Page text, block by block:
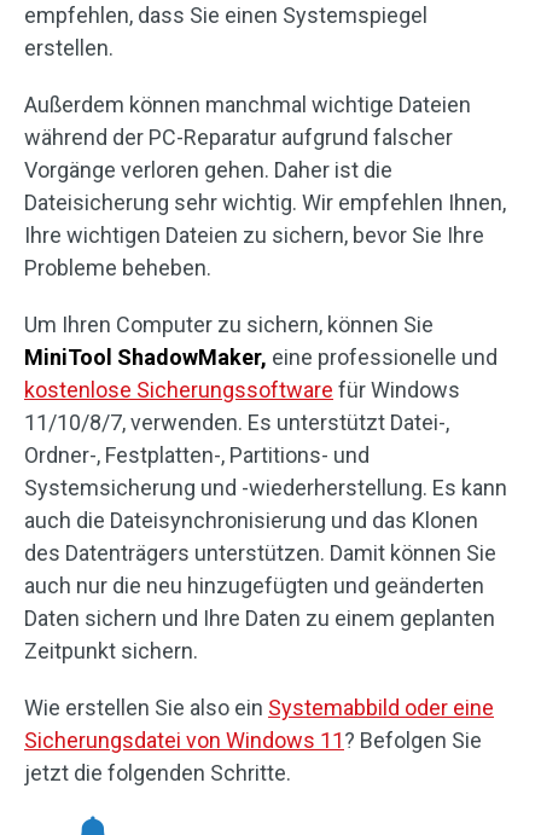
empfehlen, dass Sie einen Systemspiegel
erstellen.
Außerdem können manchmal wichtige Dateien
während der PC-Reparatur aufgrund falscher
Vorgänge verloren gehen. Daher ist die
Dateisicherung sehr wichtig. Wir empfehlen Ihnen,
Ihre wichtigen Dateien zu sichern, bevor Sie Ihre
Probleme beheben.
Um Ihren Computer zu sichern, können Sie
MiniTool ShadowMaker, eine professionelle und
kostenlose Sicherungssoftware für Windows
11/10/8/7, verwenden. Es unterstützt Datei-,
Ordner-, Festplatten-, Partitions- und
Systemsicherung und -wiederherstellung. Es kann
auch die Dateisynchronisierung und das Klonen
des Datenträgers unterstützen. Damit können Sie
auch nur die neu hinzugefügten und geänderten
Daten sichern und Ihre Daten zu einem geplanten
Zeitpunkt sichern.
Wie erstellen Sie also ein Systemabbild oder eine
Sicherungsdatei von Windows 11? Befolgen Sie
jetzt die folgenden Schritte.